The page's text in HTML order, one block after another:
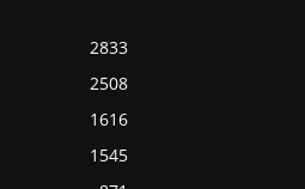
2833
2508
1616
1545